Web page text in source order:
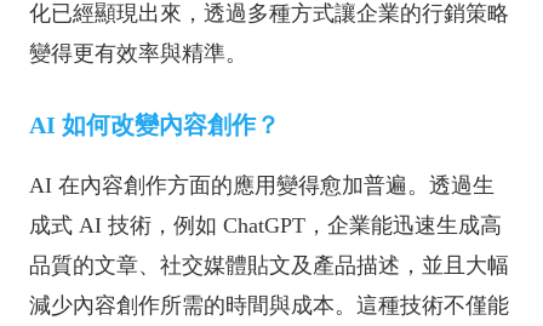
化已經顯現出來，透過多種方式讓企業的行銷策略
變得更有效率與精準。
AI 如何改變內容創作？
AI 在內容創作方面的應用變得愈加普遍。透過生
成式 AI 技術，例如 ChatGPT，企業能迅速生成高
品質的文章、社交媒體貼文及產品描述，並且大幅
減少內容創作所需的時間與成本。這種技術不僅能